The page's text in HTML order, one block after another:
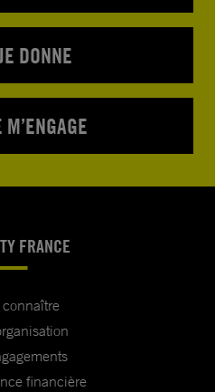
DONNE
M’ENGAGE
FRANCE
financière